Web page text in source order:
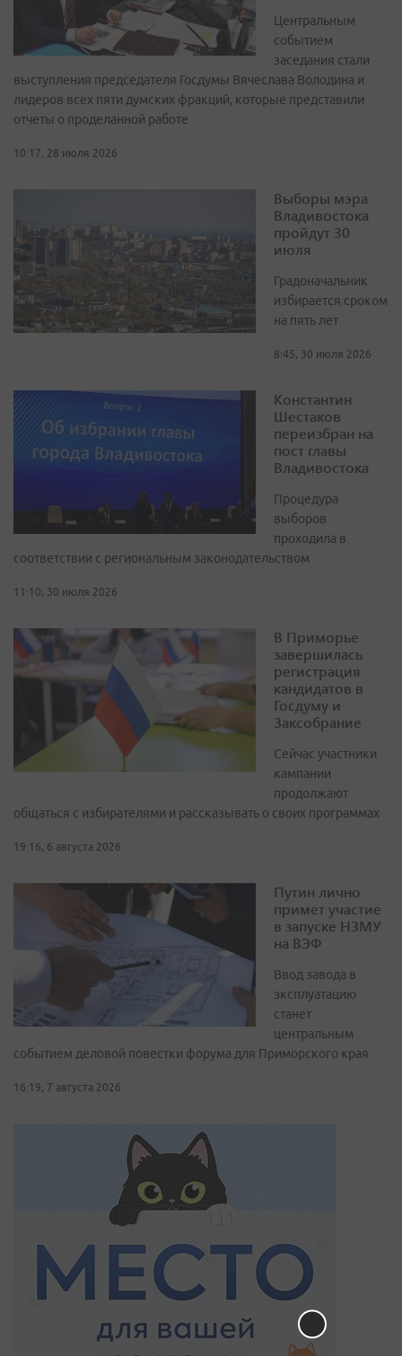
Центральным
событием
заседания стали
выступления председателя Госдумы Вячеслава Володина и
лидеров всех пяти думских фракций, которые представили
отчеты о проделанной работе
10:17, 28 июля 2026
Выборы мэра
Владивостока
пройдут 30
июля
Градоначальник
избирается сроком
на пять лет
8:45, 30 июля 2026
Константин
Шестаков
переизбран на
пост главы
Владивостока
Процедура
выборов
проходила в
соответствии с региональным законодательством
11:10, 30 июля 2026
В Приморье
завершилась
регистрация
кандидатов в
Госдуму и
Заксобрание
Сейчас участники
кампании
продолжают
общаться с избирателями и рассказывать о своих программах
19:16, 6 августа 2026
Путин лично
примет участие
в запуске НЗМУ
на ВЭФ
Ввод завода в
эксплуатацию
станет
центральным
событием деловой повестки форума для Приморского края
16:19, 7 августа 2026